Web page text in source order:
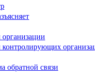
обратной связи